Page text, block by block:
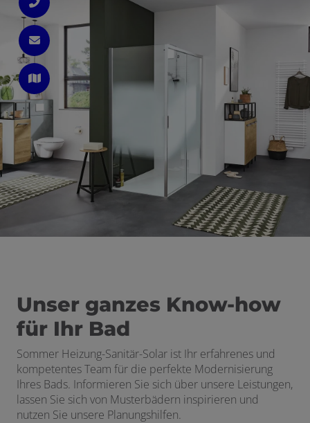
Unser ganzes Know-how
für Ihr Bad
Sommer Heizung-Sanitär-Solar ist Ihr erfahrenes und
kompetentes Team für die perfekte Modernisierung
Ihres Bads. Informieren Sie sich über unsere Leistungen,
lassen Sie sich von Musterbädern inspirieren und
nutzen Sie unsere Planungshilfen.
schließen
öffnen und schließen
und schließen